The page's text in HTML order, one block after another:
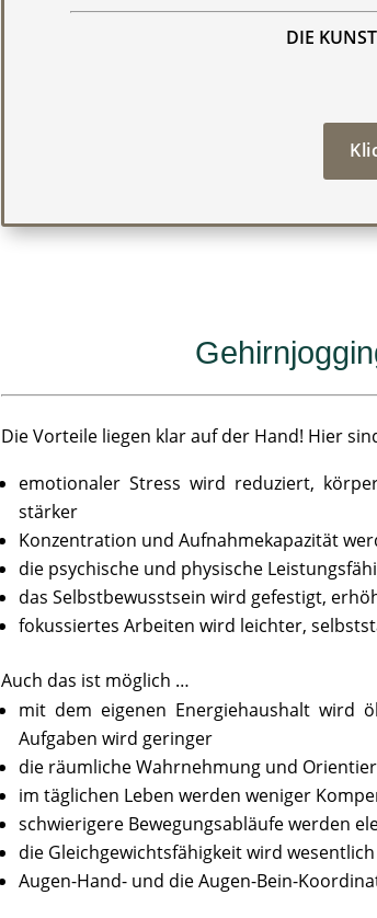
DIE
Die Vorteile liegen klar auf der Hand! Hier
emotionaler Stress wird reduziert,
stärker
Konzentration und Aufnahmekapazität
die psychische und physische
das Selbstbewusstsein wird gefestigt,
fokussiertes Arbeiten wird leichter,
Auch das ist möglich …
mit dem eigenen Energiehaushalt wird
Aufgaben wird geringer
die räumliche Wahrnehmung und
im täglichen Leben werden weniger
schwierigere Bewegungsabläufe werden
die Gleichgewichtsfähigkeit wird
Augen-Hand- und die Augen-Bein-